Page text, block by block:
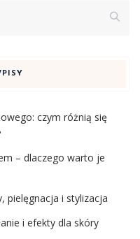
czym różnią się
– dlaczego warto je
pielęgnacja i stylizacja
i efekty dla skóry